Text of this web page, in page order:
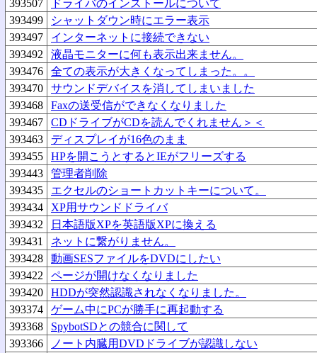
393507
ドライバのインストールについて
393499
シャットダウン時にエラー表示
393497
インターネットに接続できない
393492
液晶モニターに何も表示出来ません。
393476
全ての表示が大きくなってしまった。。
393470
サウンドデバイスを消してしまいました
393468
Faxの送受信ができなくなりました
393467
CDドライブがCDを読んでくれません＞＜
393463
ディスプレイが16色のまま
393455
HPを開こうとするとIEがフリーズする
393443
管理者削除
393435
エクセルのショートカットキーについて。
393434
XP用サウンドドライバ
393432
日本語版XPを英語版XPに換える
393431
ネットに繋がりません。
393428
動画SESファイルをDVDにしたい
393422
ページが開けなくなりました
393420
HDDが突然認識されなくなりました。
393374
ゲーム中にPCが勝手に再起動する
393368
SpybotSDとの競合に関して
393366
ノート内臓用DVDドライブが認識しない